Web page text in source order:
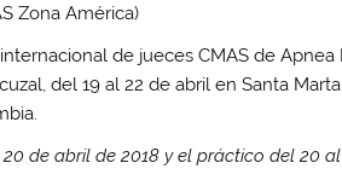
Zona América)
de jueces CMAS de
del 19 al 22 de abril en Santa
de abril de 2018 y el práctico del 20 al